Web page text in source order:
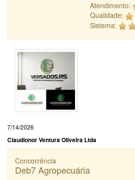
Atendimento:
Qualidade:
Sistema:
7/14/2026
Claudionor Ventura Oliveira Ltda
Concorrência
Deb7 Agropecuária